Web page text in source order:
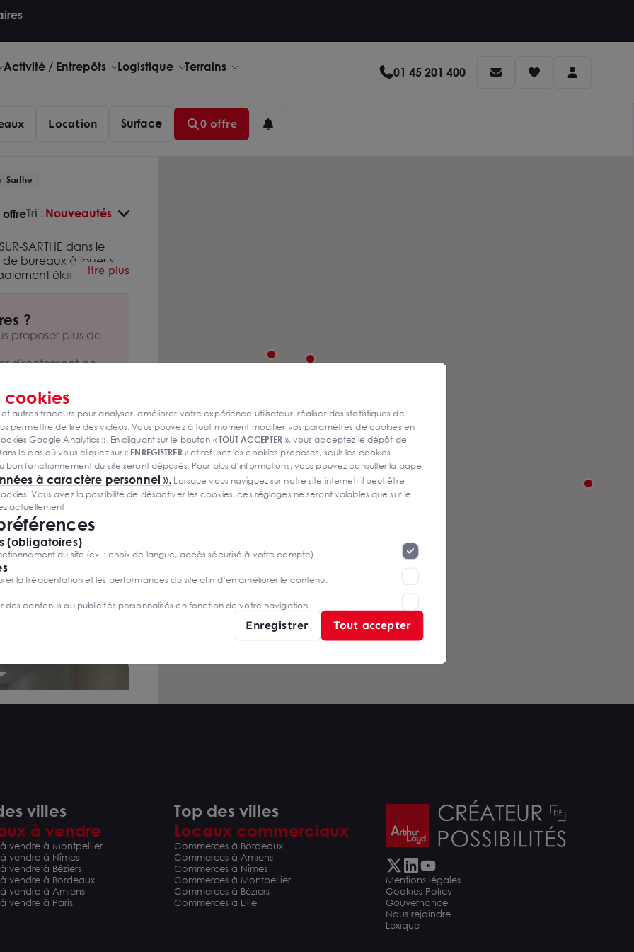
Activité / Entrepôts Logistique Terrains 01 45 201 400
Location Surface 0 offre
Sarthe
offreTri : Nouveautés
SARTHE dans le
bureaux à louer sur
élargir votre
et les
pour vous
lire plus
?
proposer plus de
directement de
ANJOU BUREAUX
louer
EN-ANJOU
de 18 m² à
D'ANJOU
an
villes
à vendre
à vendre à Montpellier
vendre à Nîmes
vendre à Béziers
vendre à Bordeaux
vendre à Amiens
vendre à Paris
Top des villes
Locaux commerciaux
Commerces à Bordeaux
Commerces à Amiens
Commerces à Nîmes
Commerces à Montpellier
Commerces à Béziers
Commerces à Lille
Mentions légales
Cookies Policy
Gouvernance
Nous rejoindre
Lexique
cookies
et autres traceurs pour analyser, améliorer votre expérience utilisateur, réaliser des statistiques de
permettre de lire des vidéos. Vous pouvez à tout moment modifier vos paramètres de cookies en
Google Analytics ». En cliquant sur le bouton «TOUT ACCEPTER », vous acceptez le dépôt de
le cas où vous cliquez sur « ENREGISTRER» et refusez les cookies proposés, seuls les cookies
bon fonctionnement du site seront déposés. Pour plus d’informations, vous pouvez consulter la page
à caractère personnel ». Lorsque vous naviguez sur notre site internet, il peut être
Vous avez la possibilité de désactiver les cookies, ces réglages ne seront valables que sur le
actuellement
(obligatoires)
du site (ex. : choix de langue, accès sécurisé à votre compte).
la fréquentation et les performances du site afin d’en améliorer le contenu.
des contenus ou publicités personnalisés en fonction de votre navigation.
Enregistrer Tout accepter